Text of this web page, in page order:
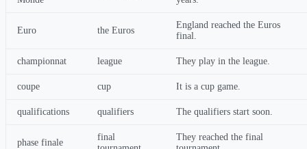
Euro the Euros
England reached the Euros
final.
championnat league They play in the league.
coupe cup It is a cup game.
qualifications qualifiers The qualifiers start soon.
phase finale
final
They reached the final